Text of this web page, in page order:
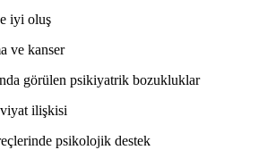
iyi oluş
ve kanser
görülen psikiyatrik bozukluklar
ilişkisi
psikolojik destek